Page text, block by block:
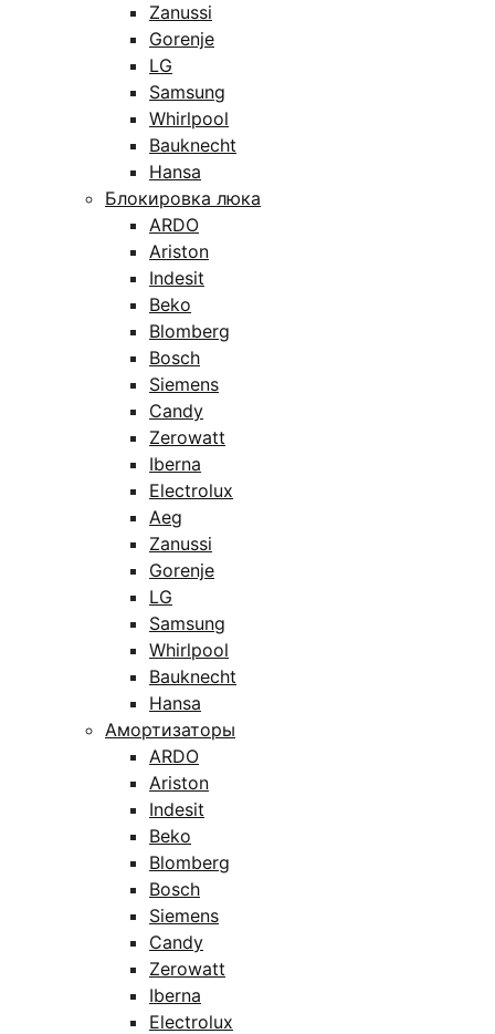
Zanussi
Gorenje
LG
Samsung
Whirlpool
Bauknecht
Hansa
Блокировка люка
ARDO
Ariston
Indesit
Beko
Blomberg
Bosch
Siemens
Candy
Zerowatt
Iberna
Electrolux
Aeg
Zanussi
Gorenje
LG
Samsung
Whirlpool
Bauknecht
Hansa
Амортизаторы
ARDO
Ariston
Indesit
Beko
Blomberg
Bosch
Siemens
Candy
Zerowatt
Iberna
Electrolux